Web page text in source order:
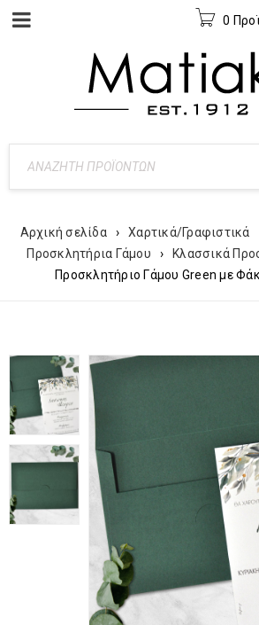
0
Αρχική σελίδα › Χαρτικά/Γραφιστικά
Προσκλητήρια Γάμου
› Κλασσικά
Προσκλητήριο Γάμου Green με